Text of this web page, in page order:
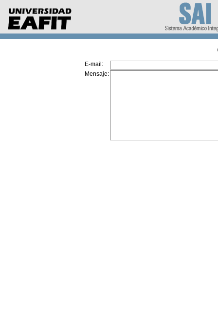
E-mail:
Mensaje: